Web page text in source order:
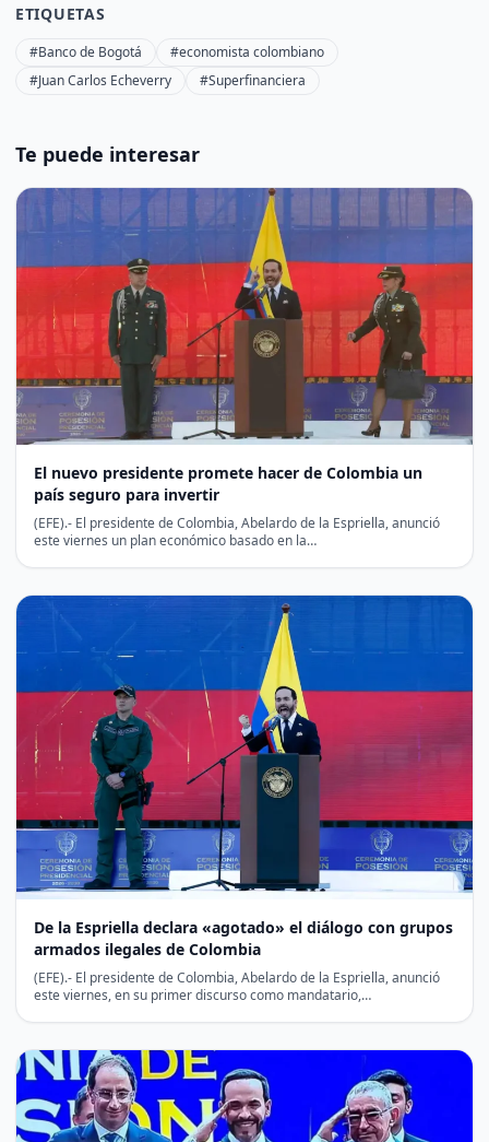
ETIQUETAS
#Banco de Bogotá
#economista colombiano
#Juan Carlos Echeverry
#Superfinanciera
Te puede interesar
El nuevo presidente promete hacer de Colombia un
país seguro para invertir
(EFE).- El presidente de Colombia, Abelardo de la Espriella, anunció
este viernes un plan económico basado en la…
De la Espriella declara «agotado» el diálogo con grupos
armados ilegales de Colombia
(EFE).- El presidente de Colombia, Abelardo de la Espriella, anunció
este viernes, en su primer discurso como mandatario,…